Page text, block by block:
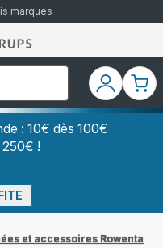
marques
Accueil
Rowenta
Mon
compte
Mon
: 10€ dès 100€
!
et accessoires Rowenta